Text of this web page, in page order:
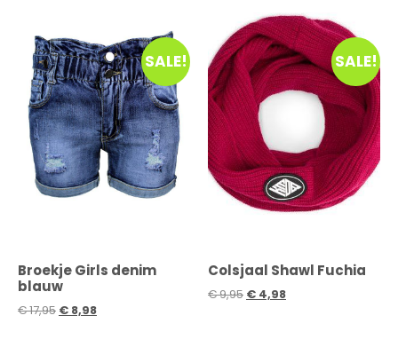
SALE!
Broekje Girls denim
blauw
€17,95 € 8,98
SALE!
Colsjaal Shawl Fuchia
€9,95 € 4,98